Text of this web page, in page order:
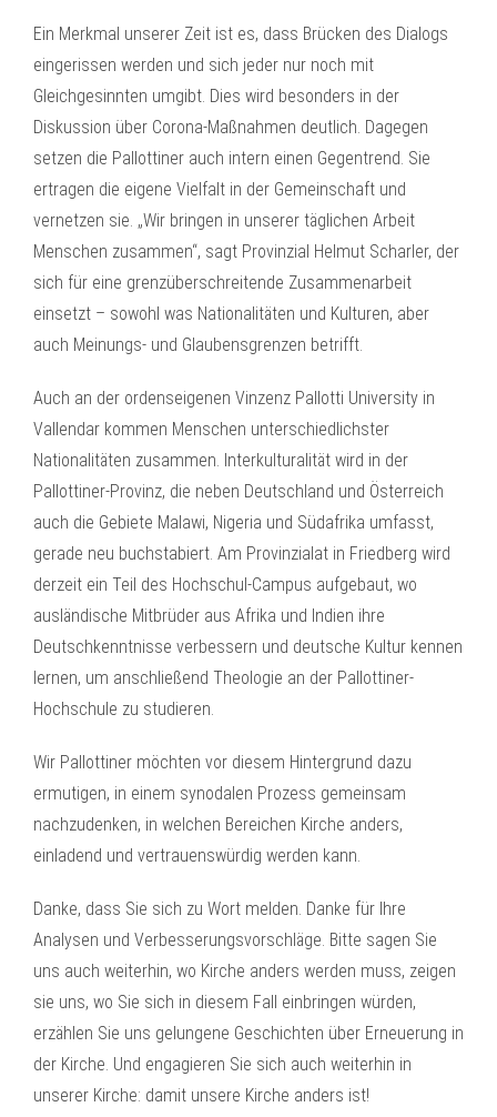
Ein Merkmal unserer Zeit ist es, dass Brücken des Dialogs
eingerissen werden und sich jeder nur noch mit
Gleichgesinnten umgibt. Dies wird besonders in der
Diskussion über Corona-Maßnahmen deutlich. Dagegen
setzen die Pallottiner auch intern einen Gegentrend. Sie
ertragen die eigene Vielfalt in der Gemeinschaft und
vernetzen sie. „Wir bringen in unserer täglichen Arbeit
Menschen zusammen“, sagt Provinzial Helmut Scharler, der
sich für eine grenzüberschreitende Zusammenarbeit
einsetzt – sowohl was Nationalitäten und Kulturen, aber
auch Meinungs- und Glaubensgrenzen betrifft.
Auch an der ordenseigenen Vinzenz Pallotti University in
Vallendar kommen Menschen unterschiedlichster
Nationalitäten zusammen. Interkulturalität wird in der
Pallottiner-Provinz, die neben Deutschland und Österreich
auch die Gebiete Malawi, Nigeria und Südafrika umfasst,
gerade neu buchstabiert. Am Provinzialat in Friedberg wird
derzeit ein Teil des Hochschul-Campus aufgebaut, wo
ausländische Mitbrüder aus Afrika und Indien ihre
Deutschkenntnisse verbessern und deutsche Kultur kennen
lernen, um anschließend Theologie an der Pallottiner-
Hochschule zu studieren.
Wir Pallottiner möchten vor diesem Hintergrund dazu
ermutigen, in einem synodalen Prozess gemeinsam
nachzudenken, in welchen Bereichen Kirche anders,
einladend und vertrauenswürdig werden kann.
Danke, dass Sie sich zu Wort melden. Danke für Ihre
Analysen und Verbesserungsvorschläge. Bitte sagen Sie
uns auch weiterhin, wo Kirche anders werden muss, zeigen
sie uns, wo Sie sich in diesem Fall einbringen würden,
erzählen Sie uns gelungene Geschichten über Erneuerung in
der Kirche. Und engagieren Sie sich auch weiterhin in
unserer Kirche: damit unsere Kirche anders ist!